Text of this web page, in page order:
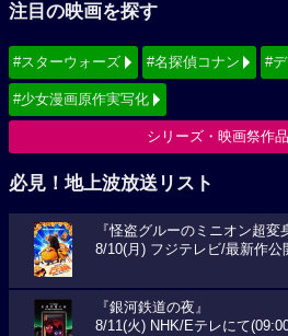
注目の映画を探す
#スターウォーズ #名探偵コナン #
#少女漫画原作実写化
シリーズ・映画祭作
必見！地上波放送リスト
『怪盗グルーのミニオン超変
8/10(月) フジテレビ/最新作公
『銀河鉄道の夜』
8/11(火) NHK/Eテレにて